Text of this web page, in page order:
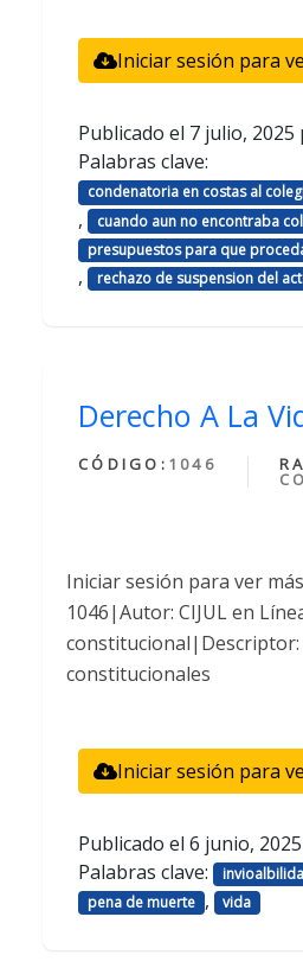
Iniciar sesión para
Publicado el 7 julio, 2025
Palabras clave:
condenatoria en costas al
, cuando aun no encontraba
presupuestos para que
, rechazo de suspension del
Derecho A La
CÓDIGO: 1046
Iniciar sesión para ver
1046|Autor: CIJUL en
constitucional|Descriptor:
constitucionales
Iniciar sesión para
Publicado el 6 junio, 2025
Palabras clave:
pena de muerte , vida